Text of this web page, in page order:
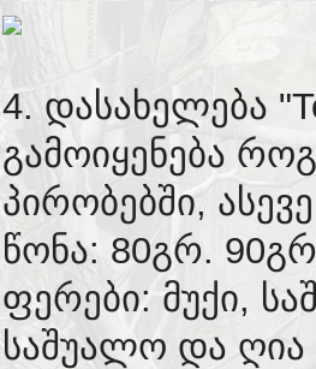
4. დასახელება
გამოიყენება
პირობებში,
წონა: 80გრ.
ფერები: მუქი,
საშუალო და ღია